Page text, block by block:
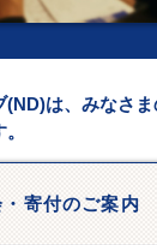
は、みなさ
・寄付のご案内